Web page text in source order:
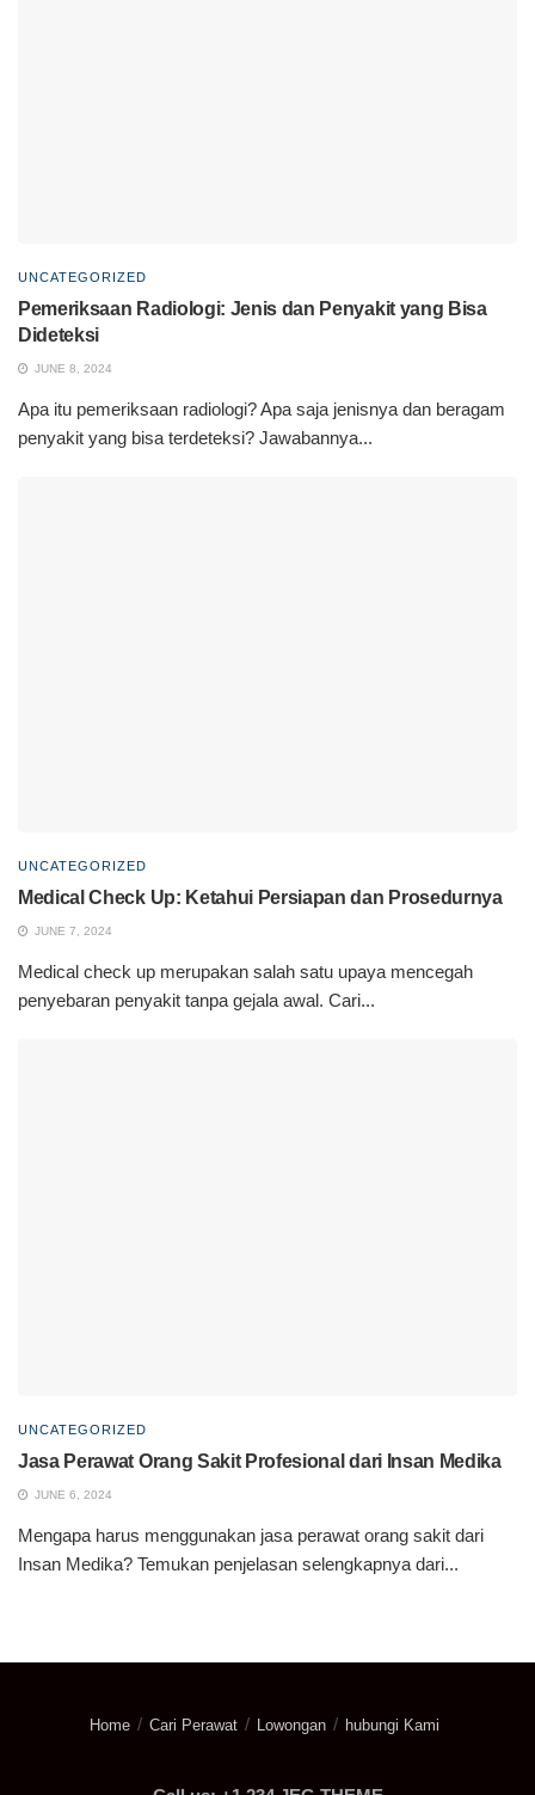
UNCATEGORIZED
Pemeriksaan Radiologi: Jenis dan Penyakit yang Bisa
Dideteksi
JUNE 8, 2024
Apa itu pemeriksaan radiologi? Apa saja jenisnya dan beragam
penyakit yang bisa terdeteksi? Jawabannya...
UNCATEGORIZED
Medical Check Up: Ketahui Persiapan dan Prosedurnya
JUNE 7, 2024
Medical check up merupakan salah satu upaya mencegah
penyebaran penyakit tanpa gejala awal. Cari...
UNCATEGORIZED
Jasa Perawat Orang Sakit Profesional dari Insan Medika
JUNE 6, 2024
Mengapa harus menggunakan jasa perawat orang sakit dari
Insan Medika? Temukan penjelasan selengkapnya dari...
Home Cari Perawat Lowongan hubungi Kami